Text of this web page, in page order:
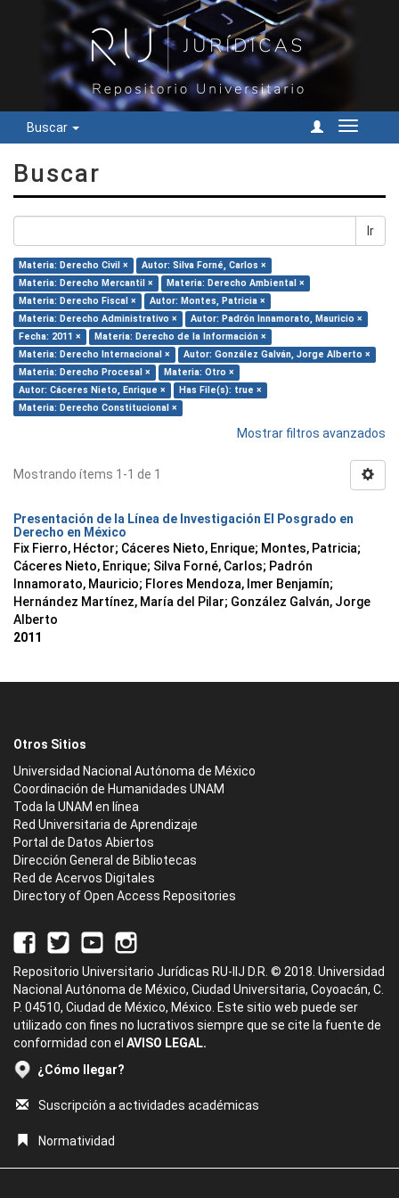
Buscar
Cambiar
Buscar
Ir
Materia: Derecho Civil ×
Autor: Silva Forné, Carlos ×
Materia: Derecho Mercantil ×
Materia: Derecho Ambiental ×
Materia: Derecho Fiscal ×
Autor: Montes, Patricia ×
Materia: Derecho Administrativo ×
Autor: Padrón Innamorato, Mauricio ×
Fecha: 2011 ×
Materia: Derecho de la Información ×
Materia: Derecho Internacional ×
Autor: González Galván, Jorge Alberto ×
Materia: Derecho Procesal ×
Materia: Otro ×
Autor: Cáceres Nieto, Enrique ×
Has File(s): true ×
Materia: Derecho Constitucional ×
Mostrar filtros avanzados
Mostrando ítems 1-1 de 1
Presentación de la Línea de Investigación El Posgrado en
Derecho en México
Fix Fierro, Héctor; Cáceres Nieto, Enrique; Montes, Patricia;
Cáceres Nieto, Enrique; Silva Forné, Carlos; Padrón
Innamorato, Mauricio; Flores Mendoza, Imer Benjamín;
Hernández Martínez, María del Pilar; González Galván, Jorge
Alberto
2011
Otros Sitios
Universidad Nacional Autónoma de México
Coordinación de Humanidades UNAM
Toda la UNAM en línea
Red Universitaria de Aprendizaje
Portal de Datos Abiertos
Dirección General de Bibliotecas
Red de Acervos Digitales
Directory of Open Access Repositories
Repositorio Universitario Jurídicas RU-IIJ D.R. © 2018. Universidad
Nacional Autónoma de México, Ciudad Universitaria, Coyoacán, C.
P. 04510, Ciudad de México, México. Este sitio web puede ser
utilizado con fines no lucrativos siempre que se cite la fuente de
conformidad con el AVISO LEGAL.
¿Cómo llegar?
Suscripción a actividades académicas
Normatividad